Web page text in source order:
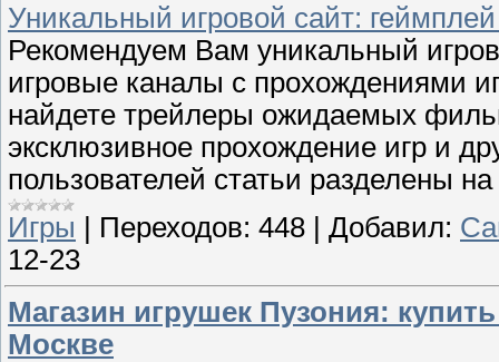
Уникальный игровой сайт:
Рекомендуем Вам уникальный
игровые каналы с прохождениями
найдете трейлеры ожидаемых
эксклюзивное прохождение игр и
пользователей статьи разделены
Игры | Переходов: 448 | Добавил:
12-23
Магазин игрушек Пузония:
Москве